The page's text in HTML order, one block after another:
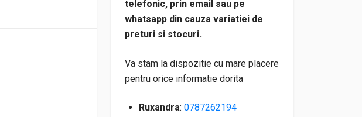
telefonic, prin email sau pe
whatsapp din cauza variatiei de
preturi si stocuri.
Va stam la dispozitie cu mare placere
pentru orice informatie dorita
Ruxandra: 0787262194